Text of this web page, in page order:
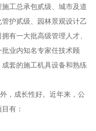
工总承包贰级、城市及道
护贰级、园林景观设计乙
有一大批高级管理人才、
业内知名专家任技术顾
套的施工机具设备和熟练
，成长性好。近年来，公
有：